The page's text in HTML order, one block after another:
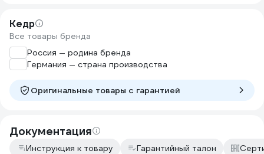
Кедр
Все товары бренда
Россия — родина бренда
Германия — страна производства
Оригинальные товары c гарантией
Документация
Инструкция к товару Гарантийный талон